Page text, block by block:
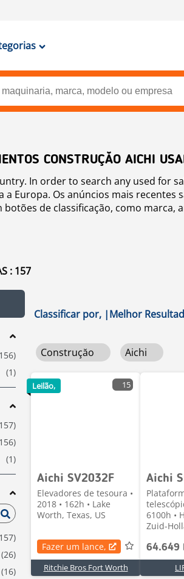
CONSTRUÇĂO AICHI
In order to search any used for
a Europa. Os anúncios mais
botões de classificação, como
: 157
Classificar por, |Melhor
Construçăo Aichi
15
Aichi SV2032F
Elevadores de tesoura •
2018 • 162h • Lake
Worth, Texas, US
Fazer um lance,
Ritchie Bros Fort Worth
Leilão,
Aichi
6100h •
Zuid-
64.649